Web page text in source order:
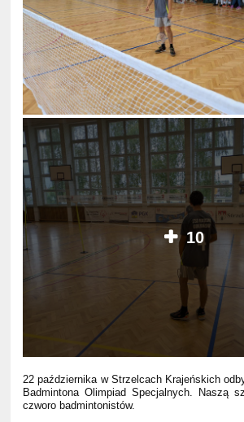
10
22 października w Strzelcach Krajeńskich
Badmintona Olimpiad Specjalnych. Naszą
czworo badmintonistów.